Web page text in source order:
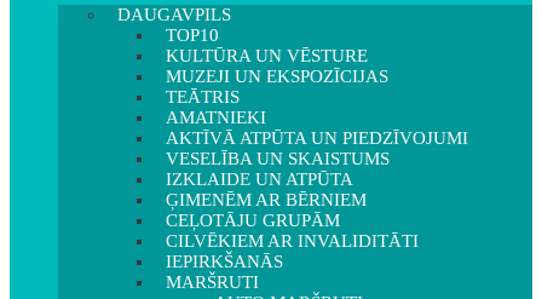
DAUGAVPILS
TOP10
KULTŪRA UN VĒSTURE
MUZEJI UN EKSPOZĪCIJAS
TEĀTRIS
AMATNIEKI
AKTĪVĀ ATPŪTA UN PIEDZĪVOJUMI
VESELĪBA UN SKAISTUMS
IZKLAIDE UN ATPŪTA
ĢIMENĒM AR BĒRNIEM
CEĻOTĀJU GRUPĀM
CILVĒKIEM AR INVALIDITĀTI
IEPIRKŠANĀS
MARŠRUTI